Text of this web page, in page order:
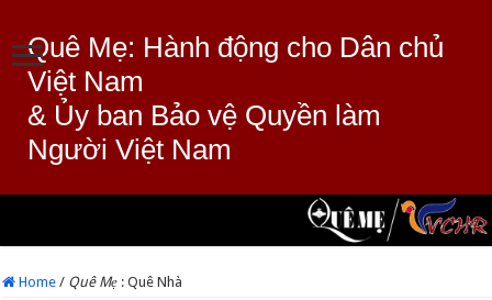
Quê Mẹ: Hành động cho Dân chủ
Việt Nam
& Ủy ban Bảo vệ Quyền làm
Người Việt Nam
Home / Quê Mẹ : Quê Nhà